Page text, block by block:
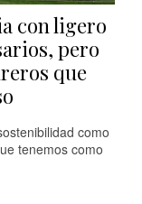
con ligero
pero
que
como
tenemos como